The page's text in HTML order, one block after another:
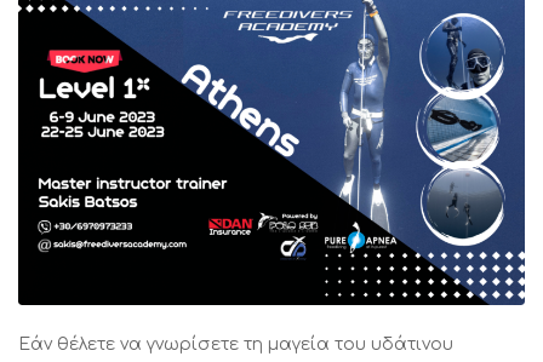
Εάν θέλετε να γνωρίσετε τη μαγεία του υδάτινου